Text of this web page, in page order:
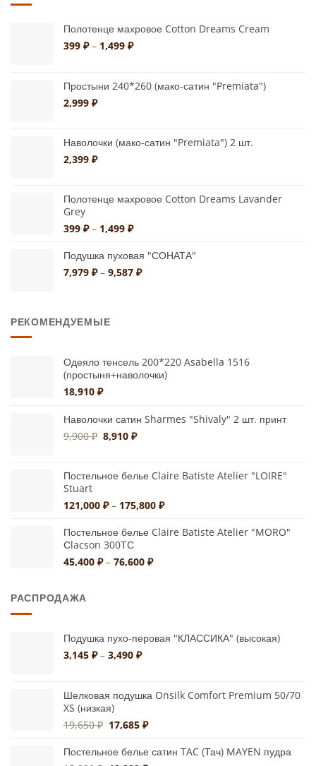
Полотенце махровое Cotton Dreams Cream
399 ₽ – 1,499 ₽Диапазон
–
Простыни 240*260 (мако-сатин "Premiata")
2,999 ₽
Наволочки (мако-сатин "Premiata") 2 шт.
2,399 ₽
Полотенце махровое Cotton Dreams Lavander
Grey
399 ₽ – 1,499 ₽Диапазон
399 ₽
–
Подушка пуховая "СОНАТА"
7,979 ₽ – 9,587 ₽Диапазон
РЕКОМЕНДУЕМЫЕ
Одеяло тенсель 200*220 Asabella 1516
(простыня+наволочки)
18,910 ₽
Наволочки сатин Sharmes "Shivaly" 2 шт. принт
9,900₽ Первоначальная
9,900 ₽.
8,910₽Текущая
Постельное белье Claire Batiste Atelier "LOIRE"
Stuart
121,000 ₽ – 175,800 ₽Диапазон
121,000 ₽
Постельное белье Claire Batiste Atelier "MORO"
Сlacson 300ТС
45,400 ₽ – 76,600 ₽Диапазон
РАСПРОДАЖА
Подушка пухо-перовая "КЛАССИКА" (высокая)
3,145 ₽ – 3,490 ₽Диапазон
–
Шелковая подушка Onsilk Comfort Premium 50/70
XS (низкая)
19,650₽ Первоначальная
составляла
17,685₽Текущая
17,685 ₽.
Постельное белье сатин TAC (Тач) MAYEN пудра